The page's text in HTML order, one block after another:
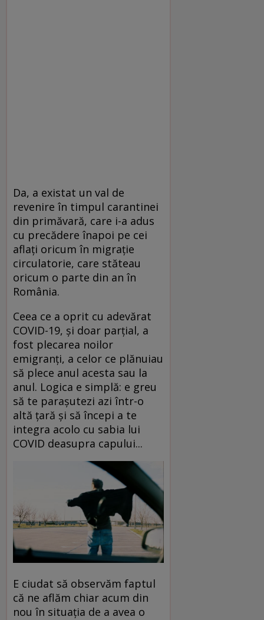
Da, a existat un val de
revenire în timpul carantinei
din primăvară, care i-a adus
cu precădere înapoi pe cei
aflați oricum în migrație
circulatorie, care stăteau
oricum o parte din an în
România.
Ceea ce a oprit cu adevărat
COVID-19, și doar parțial, a
fost plecarea noilor
emigranți, a celor ce plănuiau
să plece anul acesta sau la
anul. Logica e simplă: e greu
să te parașutezi azi într-o
altă țară și să începi a te
integra acolo cu sabia lui
COVID deasupra capului...
E ciudat să observăm faptul
că ne aflăm chiar acum din
nou în situația de a avea o